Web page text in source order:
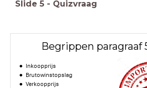
Slide 5 - Quizvraag
Begrippen paragraaf
Inkoopprijs
Brutowinstopslag
Verkoopprijs